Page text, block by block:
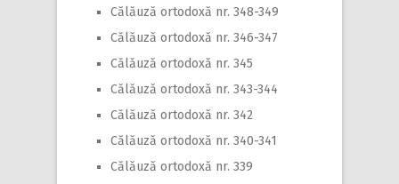
Călăuză ortodoxă nr. 348-349
Călăuză ortodoxă nr. 346-347
Călăuză ortodoxă nr. 345
Călăuză ortodoxă nr. 343-344
Călăuză ortodoxă nr. 342
Călăuză ortodoxă nr. 340-341
Călăuză ortodoxă nr. 339